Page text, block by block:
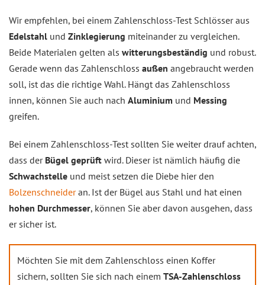
Wir empfehlen, bei einem Zahlenschloss-Test Schlösser aus
Edelstahl und Zinklegierung miteinander zu vergleichen.
Beide Materialen gelten als witterungsbeständig und robust.
Gerade wenn das Zahlenschloss außen angebraucht werden
soll, ist das die richtige Wahl. Hängt das Zahlenschloss
innen, können Sie auch nach Aluminium und Messing
greifen.
Bei einem Zahlenschloss-Test sollten Sie weiter drauf achten,
dass der Bügel geprüft wird. Dieser ist nämlich häufig die
Schwachstelle und meist setzen die Diebe hier den
Bolzenschneideran. Ist der Bügel aus Stahl und hat einen
hohen Durchmesser, können Sie aber davon ausgehen, dass
er sicher ist.
Möchten Sie mit dem Zahlenschloss einen Koffer
sichern, sollten Sie sich nach einem TSA-Zahlenschloss